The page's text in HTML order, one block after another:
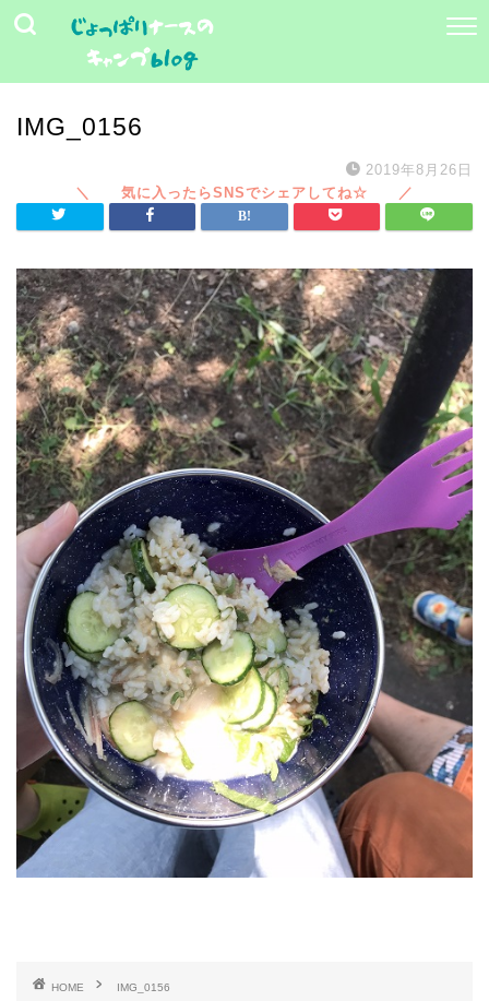
IMG_0156
2019年8月26日
HOME IMG_0156